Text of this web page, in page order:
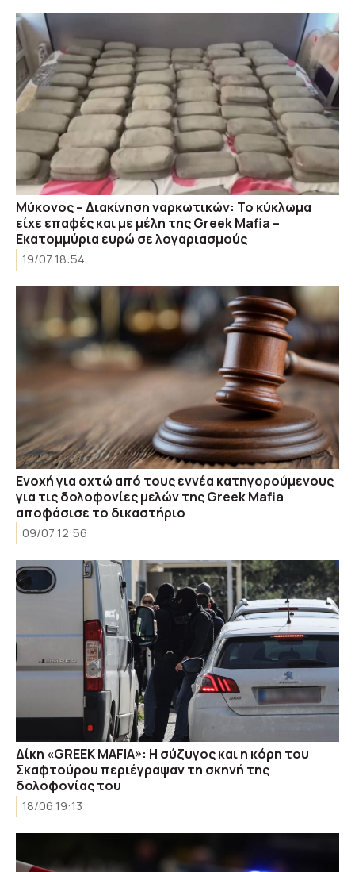
Μύκονος – Διακίνηση ναρκωτικών: Το κύκλωμα
είχε επαφές και με μέλη της Greek Mafia –
Εκατομμύρια ευρώ σε λογαριασμούς
19/07 18:54
Ενοχή για οχτώ από τους εννέα κατηγορούμενους
για τις δολοφονίες μελών της Greek Mafia
αποφάσισε το δικαστήριο
09/07 12:56
Δίκη «GREEK MAFIA»: Η σύζυγος και η κόρη του
Σκαφτούρου περιέγραψαν τη σκηνή της
δολοφονίας του
18/06 19:13